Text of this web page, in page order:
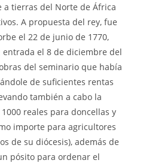
a tierras del Norte de África
A propuesta del rey, fue
el 22 de junio de 1770,
el 8 de diciembre del
del seminario que había
de suficientes rentas
también a cabo la
reales para doncellas y
importe para agricultores
de su diócesis), además de
pósito para ordenar el